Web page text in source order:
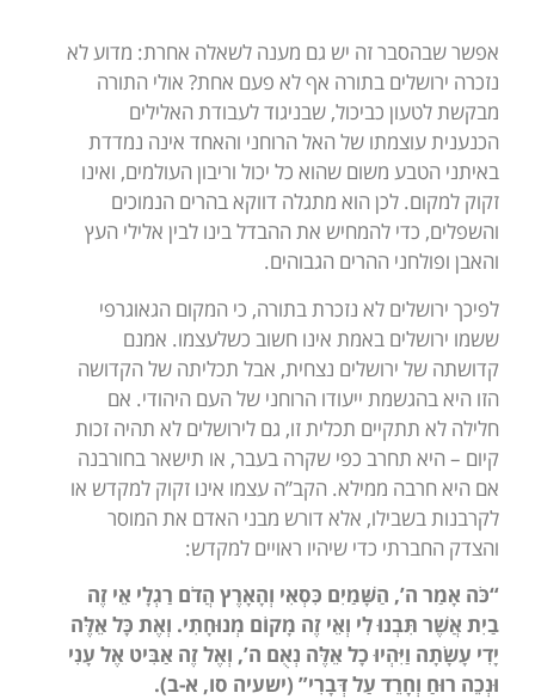
אפשר שבהסבר זה יש גם מענה לשאלה אחרת: מדוע לא
נזכרה ירושלים בתורה אף לא פעם אחת? אולי התורה
מבקשת לטעון כביכול, שבניגוד לעבודת האלילים
הכנענית עוצמתו של האל הרוחני והאחד אינה נמדדת
באיתני הטבע משום שהוא כל יכול וריבון העולמים, ואינו
זקוק למקום. לכן הוא מתגלה דווקא בהרים הנמוכים
והשפלים, כדי להמחיש את ההבדל בינו לבין אלילי העץ
והאבן ופולחני ההרים הגבוהים.
לפיכך ירושלים לא נזכרת בתורה, כי המקום הגאוגרפי
ששמו ירושלים באמת אינו חשוב כשלעצמו. אמנם
קדושתה של ירושלים נצחית, אבל תכליתה של הקדושה
הזו היא בהגשמת ייעודו הרוחני של העם היהודי. אם
חלילה לא תתקיים תכלית זו, גם לירושלים לא תהיה זכות
קיום – היא תחרב כפי שקרה בעבר, או תישאר בחורבנה
אם היא חרבה ממילא. הקב”ה עצמו אינו זקוק למקדש או
לקרבנות בשבילו, אלא דורש מבני האדם את המוסר
והצדק החברתי כדי שיהיו ראויים למקדש:
“כֹּה אָמַר ה’, הַשָּׁמַיִם כִּסְאִי וְהָאָרֶץ הֲדֹם רַגְלָי אֵי זֶה
בַיִת אֲשֶׁר תִּבְנוּ לִי וְאֵי זֶה מָקוֹם מְנוּחָתִי. וְאֶת כָּל אֵלֶּה
יָדִי עָשָׂתָה וַיִּהְיוּ כָל אֵלֶּה נְאֻם ה’, וְאֶל זֶה אַבִּיט אֶל עָנִי
וּנְכֵה רוּחַ וְחָרֵד עַל דְּבָרִי” (ישעיה סו, א-ב).